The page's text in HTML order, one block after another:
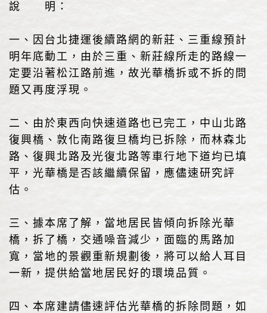
說 明：
一、因台北捷運後續路網的新莊、三重線預計
明年底動工，由於三重、新莊線所走的路線一
定要沿著松江路前進，故光華橋拆或不拆的問
題又再度浮現。
二、由於東西向快速道路也已完工，中山北路
復興橋、敦化南路復旦橋均已拆除，而林森北
路、復興北路及光復北路等車行地下道均已填
平，光華橋是否該繼續保留，應儘速研究評
估。
三、據本席了解，當地居民皆傾向拆除光華
橋，拆了橋，交通噪音減少，面臨的馬路加
寬，當地的景觀重新規劃後，將可以給人耳目
一新，提供給當地居民好的環境品質。
四、本席建請儘速評估光華橋的拆除問題，如